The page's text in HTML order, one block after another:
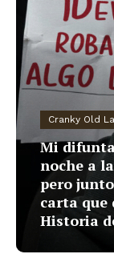
Cranky Old
Mi
noche a
pero
carta que
Historia